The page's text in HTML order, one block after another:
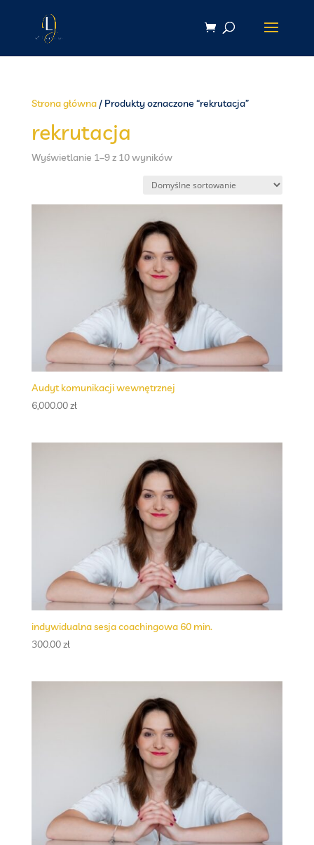
Strona główna/ Produkty oznaczone “rekrutacja”
rekrutacja
Wyświetlanie 1–9 z 10 wyników
Audyt komunikacji wewnętrznej
6,000.00zł
indywidualna sesja coachingowa 60 min.
300.00zł